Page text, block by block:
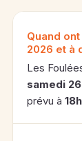
Quand
2026 et à
Les
samedi
prévu à